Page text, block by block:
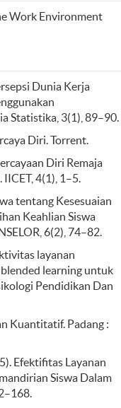
Work Environment
Dunia Kerja
Statistika, 3(1), 89–90.
Diri. Torrent.
Diri Remaja
4(1), 1–5.
tentang Kesesuaian
Keahlian Siswa
6(2), 74–82.
layanan
learning untuk
Pendidikan Dan
Kuantitatif. Padang :
Efektifitas Layanan
Siswa Dalam